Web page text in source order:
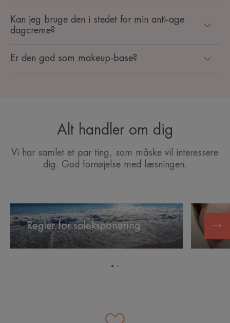
Kan jeg bruge den i stedet for min anti-age
dagcreme?
Er den god som makeup-base?
Alt handler om dig
Vi har samlet et par ting, som måske vil interessere
dig. God fornøjelse med læsningen.
for
soleksponering
Regler for soleksponering
Solkapital